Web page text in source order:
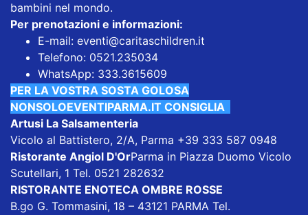
bambini nel mondo.
Per prenotazioni e informazioni:
E-mail: eventi@caritaschildren.it
Telefono: 0521.235034
WhatsApp: 333.3615609
PER LA VOSTRA SOSTA GOLOSA
NONSOLOEVENTIPARMA.IT CONSIGLIA
Artusi La Salsamenteria
Vicolo al Battistero, 2/A, Parma +39 333 587 0948
Ristorante Angiol D'OrParma in Piazza Duomo Vicolo
Scutellari, 1 Tel. 0521 282632
RISTORANTE ENOTECA OMBRE ROSSE
B.go G. Tommasini, 18 – 43121 PARMA Tel.